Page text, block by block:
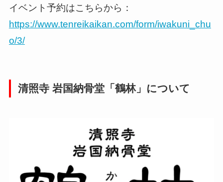
イベント予約はこちらから：
https://www.tenreikaikan.com/form/iwakuni_chu
o/3/
清照寺 岩国納骨堂「鶴林」について